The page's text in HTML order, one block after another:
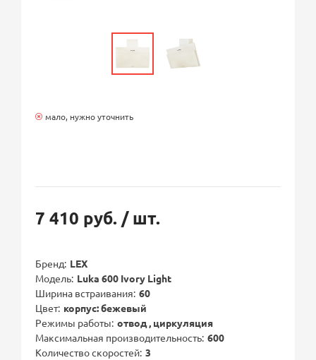
мало, нужно уточнить
7 410 руб. / шт.
Бренд LEX
Модель Luka 600 Ivory Light
Ширина встраивания 60
Цвет корпус: бежевый
Режимы работы отвод , циркуляция
Максимальная производительность 600
Количество скоростей 3